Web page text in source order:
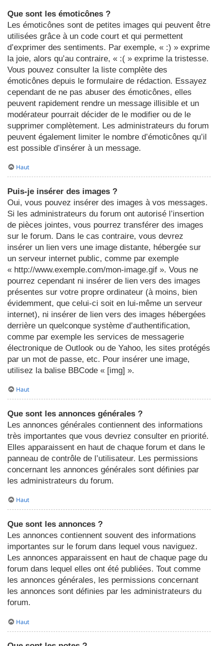
Que sont les émoticônes ?
Les émoticônes sont de petites images qui peuvent être
utilisées grâce à un code court et qui permettent
d’exprimer des sentiments. Par exemple, « :) » exprime
la joie, alors qu’au contraire, « :( » exprime la tristesse.
Vous pouvez consulter la liste complète des
émoticônes depuis le formulaire de rédaction. Essayez
cependant de ne pas abuser des émoticônes, elles
peuvent rapidement rendre un message illisible et un
modérateur pourrait décider de le modifier ou de le
supprimer complètement. Les administrateurs du forum
peuvent également limiter le nombre d’émoticônes qu’il
est possible d’insérer à un message.
Haut
Puis-je insérer des images ?
Oui, vous pouvez insérer des images à vos messages.
Si les administrateurs du forum ont autorisé l’insertion
de pièces jointes, vous pourrez transférer des images
sur le forum. Dans le cas contraire, vous devrez
insérer un lien vers une image distante, hébergée sur
un serveur internet public, comme par exemple
« http://www.exemple.com/mon-image.gif ». Vous ne
pourrez cependant ni insérer de lien vers des images
présentes sur votre propre ordinateur (à moins, bien
évidemment, que celui-ci soit en lui-même un serveur
internet), ni insérer de lien vers des images hébergées
derrière un quelconque système d’authentification,
comme par exemple les services de messagerie
électronique de Outlook ou de Yahoo, les sites protégés
par un mot de passe, etc. Pour insérer une image,
utilisez la balise BBCode « [img] ».
Haut
Que sont les annonces générales ?
Les annonces générales contiennent des informations
très importantes que vous devriez consulter en priorité.
Elles apparaissent en haut de chaque forum et dans le
panneau de contrôle de l’utilisateur. Les permissions
concernant les annonces générales sont définies par
les administrateurs du forum.
Haut
Que sont les annonces ?
Les annonces contiennent souvent des informations
importantes sur le forum dans lequel vous naviguez.
Les annonces apparaissent en haut de chaque page du
forum dans lequel elles ont été publiées. Tout comme
les annonces générales, les permissions concernant
les annonces sont définies par les administrateurs du
forum.
Haut